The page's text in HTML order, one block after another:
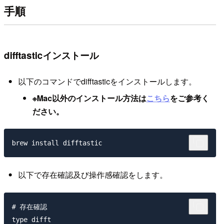
手順
difftasticインストール
以下のコマンドでdifftasticをインストールします。
※Mac以外のインストール方法はこちらをご参考く
ださい。
以下で存在確認及び操作感確認をします。
# 存在確認
type difft